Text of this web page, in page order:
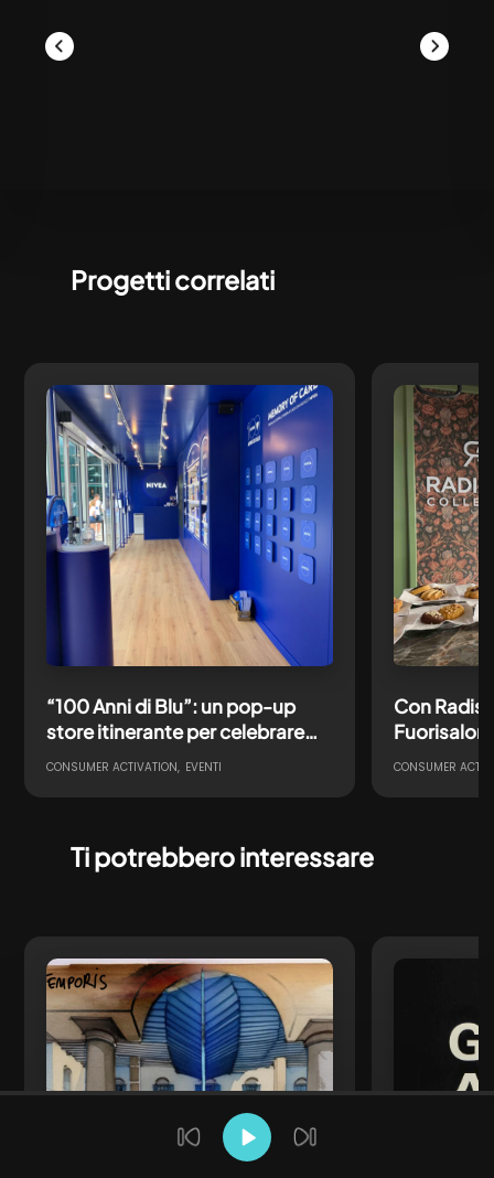
Progetti correlati
CONSUMER ACTIVATION EVENTI
“100 Anni di Blu”: un pop-up
store itinerante per celebrare
un’icona NIVEA
CONSUMER
Con
Ti potrebbero interessare